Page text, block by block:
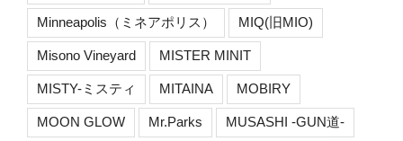
Minneapolis（ミネアポリス） MIQ(旧MIO)
Misono Vineyard MISTER MINIT
MISTY-ミスティ MITAINA MOBIRY
MOON GLOW Mr.Parks MUSASHI -GUN道-